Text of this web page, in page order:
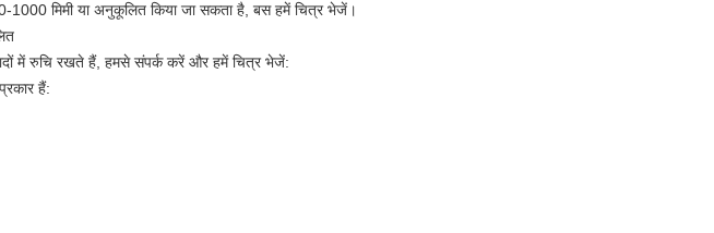
1000 मिमी या अनुकूलित किया जा सकता है, बस हमें चित्र भेजें।
में रुचि रखते हैं, हमसे संपर्क करें और हमें चित्र भेजें:
हैं: